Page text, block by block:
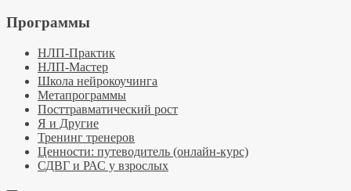
Программы
НЛП-Практик
НЛП-Мастер
Школа нейрокоучинга
Метапрограммы
Посттравматический рост
Я и Другие
Тренинг тренеров
Ценности: путеводитель (онлайн-курс)
СДВГ и РАС у взрослых